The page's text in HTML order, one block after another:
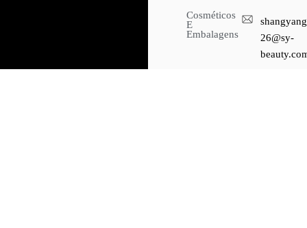
Cosméticos
E
Embalagens
26@sy-